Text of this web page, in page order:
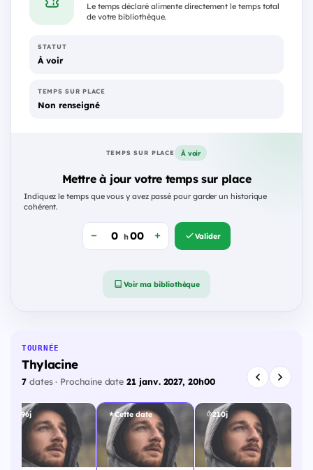
Le temps déclaré alimente directement le temps total
de votre bibliothèque.
STATUT
À voir
TEMPS SUR PLACE
Non renseigné
TEMPS SUR PLACE À voir
Mettre à jour votre temps sur place
Indiquez le temps que vous y avez passé pour garder un historique
cohérent.
h Valider
Voir ma bibliothèque
TOURNÉE
Thylacine
7dates · Prochaine date21 janv. 2027, 20h00
196j Cette date 210j